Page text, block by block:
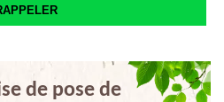
de pose de